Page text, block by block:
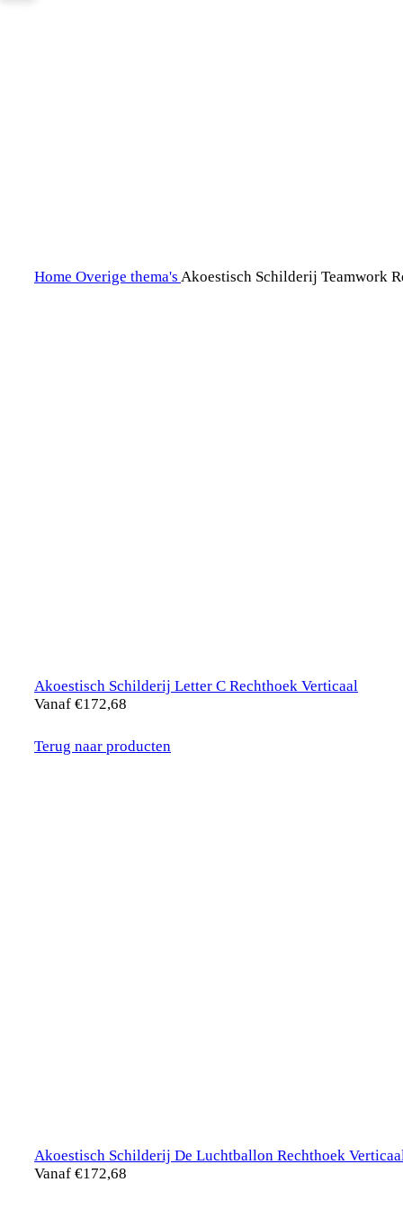
Home Overige thema's Akoestisch Schilderij Teamwork
Akoestisch Schilderij Letter C Rechthoek Verticaal
Vanaf €172,68
Terug naar producten
Akoestisch Schilderij De Luchtballon Rechthoek
Vanaf €172,68